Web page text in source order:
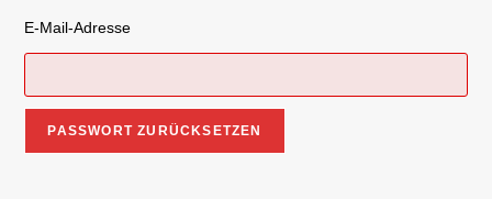
E-Mail-Adresse